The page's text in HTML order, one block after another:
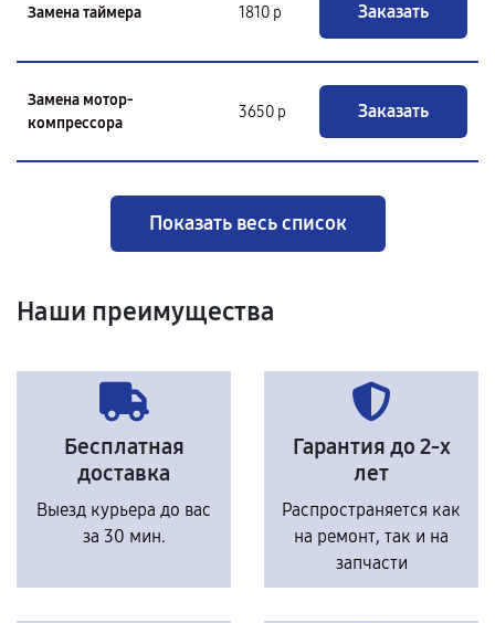
Замена таймера 1810 р Заказать
Замена мотор-
компрессора
3650 р Заказать
Показать весь список
Наши преимущества
Бесплатная
доставка
Выезд курьера до вас
за 30 мин.
Гарантия до 2-х
лет
Распространяется как
на ремонт, так и на
запчасти